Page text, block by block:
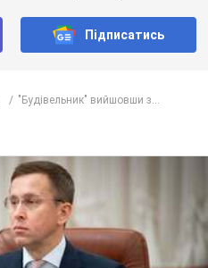
Підписатись
"Будівельник" вийшовши з...